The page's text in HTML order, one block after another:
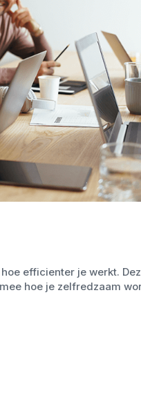
efficienter je werkt.
hoe je zelfredzaam